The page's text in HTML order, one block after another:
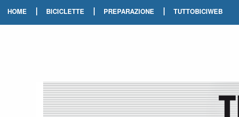
HOME | BICICLETTE | PREPARAZIONE | TUTTOBICIWEB